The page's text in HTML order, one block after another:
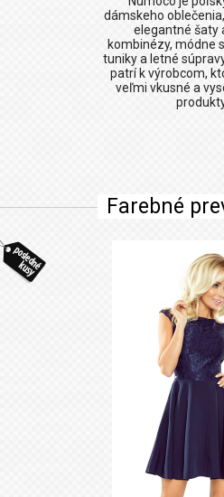
dámskeho
elegantné šaty
kombinézy, módne
tuniky a letné
patrí k výrobcom,
veľmi vkusné a
Farebné